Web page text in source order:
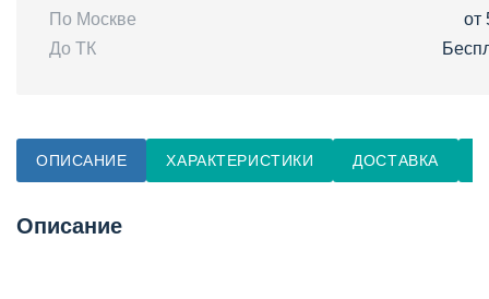
По Москве
от
До ТК
ОПИСАНИЕ ХАРАКТЕРИСТИКИ ДОСТАВКА
Описание